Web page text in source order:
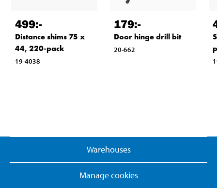
499:-
Distance shims 75 x
44, 220-pack
19-4038
179:-
Door hinge drill bit
20-662
Warehouses
Manage cookies